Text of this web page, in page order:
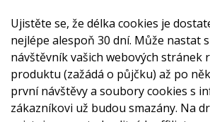
Ujistěte se, že délka cookies je
nejlépe alespoň 30 dní. Může nastat
návštěvník vašich webových stránek
produktu (zažádá o půjčku) až po
první návštěvy a soubory cookies s
zákazníkovi už budou smazány. Na